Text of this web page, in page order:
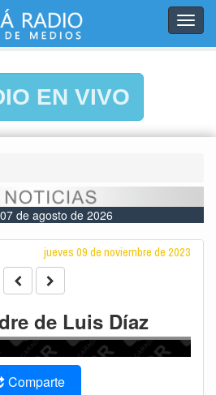
EN VIVO
de agosto de 2026
jueves 09 de noviembre de 2023
de Luis Díaz
Comparte